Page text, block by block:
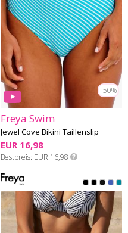
-50%
Freya Swim
Jewel Cove Bikini Taillenslip
EUR 16,98
Bestpreis EUR 16,98